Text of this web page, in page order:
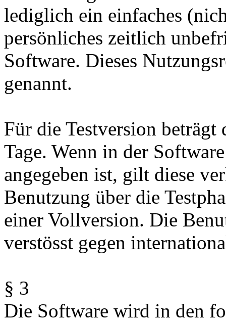
lediglich ein einfaches
persönliches zeitlich
Software. Dieses
genannt.
Für die Testversion
Tage. Wenn in der
angegeben ist, gilt diese
Benutzung über die
einer Vollversion. Die
verstösst gegen
§ 3
Die Software wird in den